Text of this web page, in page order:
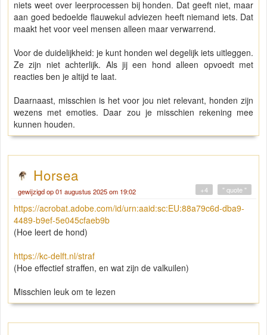
niets weet over leerprocessen bij honden. Dat geeft niet, maar
aan goed bedoelde flauwekul adviezen heeft niemand iets. Dat
maakt het voor veel mensen alleen maar verwarrend.
Voor de duidelijkheid: je kunt honden wel degelijk iets uitleggen.
Ze zijn niet achterlijk. Als jij een hond alleen opvoedt met
reacties ben je altijd te laat.
Daarnaast, misschien is het voor jou niet relevant, honden zijn
wezens met emoties. Daar zou je misschien rekening mee
kunnen houden.
Horsea
gewijzigd op 01 augustus 2025 om 19:02 " quote "
+4
https://acrobat.adobe.com/id/urn:aaid:sc:EU:88a79c6d-dba9-
4489-b9ef-5e045cfaeb9b
(Hoe leert de hond)
https://kc-delft.nl/straf
(Hoe effectief straffen, en wat zijn de valkuilen)
Misschien leuk om te lezen